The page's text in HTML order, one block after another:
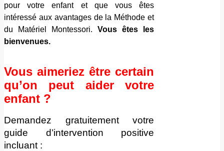
pour votre enfant et que vous êtes
intéressé aux avantages de la Méthode et
du Matériel Montessori. Vous êtes les
bienvenues.
Vous aimeriez être certain
qu’on peut aider votre
enfant ?
Demandez gratuitement votre
guide d’intervention positive
incluant :